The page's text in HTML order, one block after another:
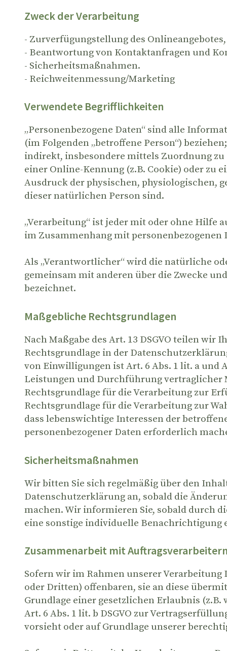
Zweck der Verarbeitung
- Zurverfügungstellung des
- Beantwortung von Kontaktanfragen und
- Sicherheitsmaßnahmen.
- Reichweitenmessung/Marketing
Verwendete Begrifflichkeiten
„Personenbezogene Daten“ sind alle
(im Folgenden „betroffene Person“)
indirekt, insbesondere mittels Zuordnung
einer Online-Kennung (z.B. Cookie) oder zu
Ausdruck der physischen, physiologischen,
dieser natürlichen Person sind.
„Verarbeitung“ ist jeder mit oder ohne Hilfe
im Zusammenhang mit
Als „Verantwortlicher“ wird die natürliche
gemeinsam mit anderen über die Zwecke
bezeichnet.
Maßgebliche Rechtsgrundlagen
Nach Maßgabe des Art. 13 DSGVO teilen
Rechtsgrundlage in der
von Einwilligungen ist Art. 6 Abs. 1 lit. a und
Leistungen und Durchführung vertraglicher
Rechtsgrundlage für die Verarbeitung zur
Rechtsgrundlage für die Verarbeitung zur
dass lebenswichtige Interessen der
personenbezogener Daten erforderlich
Sicherheitsmaßnahmen
Wir bitten Sie sich regelmäßig über den
Datenschutzerklärung an, sobald die
machen. Wir informieren Sie, sobald durch
eine sonstige individuelle
Zusammenarbeit mit
Sofern wir im Rahmen unserer
oder Dritten) offenbaren, sie an diese
Grundlage einer gesetzlichen Erlaubnis
Art. 6 Abs. 1 lit. b DSGVO zur
vorsieht oder auf Grundlage unserer